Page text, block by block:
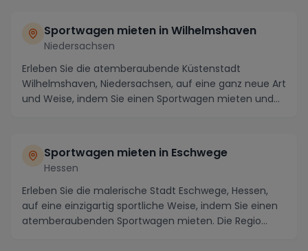
Sportwagen mieten in Wilhelmshaven
Niedersachsen
Erleben Sie die atemberaubende Küstenstadt
Wilhelmshaven, Niedersachsen, auf eine ganz neue Art
und Weise, indem Sie einen Sportwagen mieten und
Sportwagen mieten in Eschwege
Hessen
Erleben Sie die malerische Stadt Eschwege, Hessen,
auf eine einzigartig sportliche Weise, indem Sie einen
atemberaubenden Sportwagen mieten. Die Regio...